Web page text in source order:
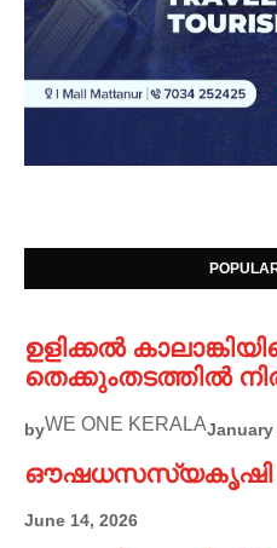
ഉളിക്കൽ
തെക്കുംതടത്തിൽ
byWE ONE KERALAJanuary
ഔഷധസസ്യകൃഷി
June 14, 2026